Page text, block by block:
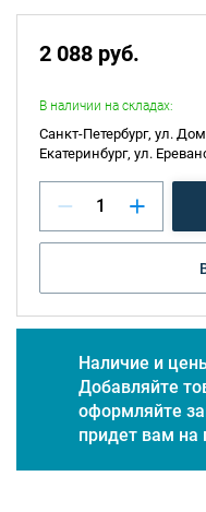
2 088 руб.
В наличии на складах:
Санкт-Петербург, ул.
Екатеринбург, ул.
Наличие и
Добавляйте
оформляйте
придет вам на